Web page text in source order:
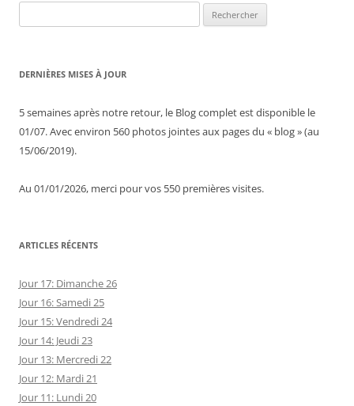
DERNIÈRES MISES À JOUR
5 semaines après notre retour, le Blog complet est disponible le
01/07. Avec environ 560 photos jointes aux pages du « blog » (au
15/06/2019).
Au 01/01/2026, merci pour vos 550 premières visites.
ARTICLES RÉCENTS
Jour 17: Dimanche 26
Jour 16: Samedi 25
Jour 15: Vendredi 24
Jour 14: Jeudi 23
Jour 13: Mercredi 22
Jour 12: Mardi 21
Jour 11: Lundi 20